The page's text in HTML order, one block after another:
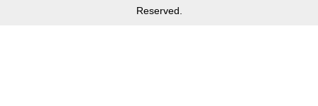
Reserved.